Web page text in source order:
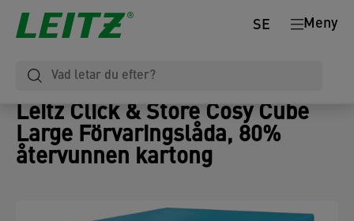
Meny
SE
Leitz Click & Store Cosy Cube
Large Förvaringslåda, 80%
återvunnen kartong